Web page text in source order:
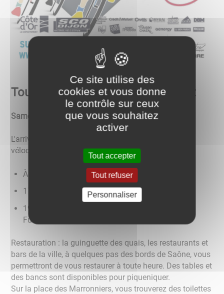
Tour de Côte d'Or - Samedi 8 juillet
Samedi 8 juillet, sur les quais
L'arrivée de l'étape du Tour de Côte d'Or 2023 "Dijon
vélodrome - Seurre".
À partir de 16h : passage des coureurs
17h : arrivée et remise des prix
19h30-22h : animation musicale avec le groupe «
Funky Funky »
Restauration : la guinguette des quais, les restaurants et
bars de la ville, à quelques pas des bords de Saône, vous
permettront de vous restaurer à toute heure. Des tables et
des bancs sont disponibles pour piqueniquer.
Sur la place des Marronniers, vous trouverez des toilettes
Ce site utilise des
cookies et vous donne
le contrôle sur ceux
que vous souhaitez
activer
Tout accepter
Tout refuser
Personnaliser